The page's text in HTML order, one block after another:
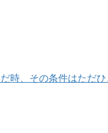
時、その条件はただ